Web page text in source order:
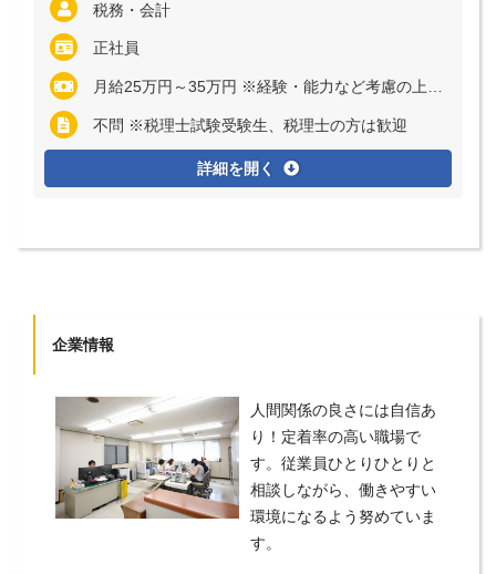
税務・会計
正社員
月給25万円～35万円 ※経験・能力など考慮の上、決定いたします ※残業代は全額支給
不問 ※税理士試験受験生、税理士の方は歓迎
詳細を開く
企業情報
人間関係の良さには自信あ
り！定着率の高い職場で
す。従業員ひとりひとりと
相談しながら、働きやすい
環境になるよう努めていま
す。